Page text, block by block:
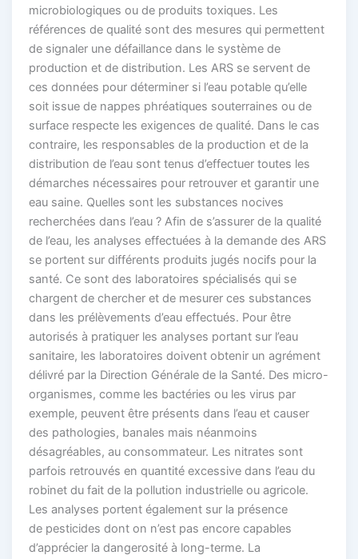
microbiologiques ou de produits toxiques. Les
références de qualité sont des mesures qui permettent
de signaler une défaillance dans le système de
production et de distribution. Les ARS se servent de
ces données pour déterminer si l’eau potable qu’elle
soit issue de nappes phréatiques souterraines ou de
surface respecte les exigences de qualité. Dans le cas
contraire, les responsables de la production et de la
distribution de l’eau sont tenus d’effectuer toutes les
démarches nécessaires pour retrouver et garantir une
eau saine. Quelles sont les substances nocives
recherchées dans l’eau ? Afin de s’assurer de la qualité
de l’eau, les analyses effectuées à la demande des ARS
se portent sur différents produits jugés nocifs pour la
santé. Ce sont des laboratoires spécialisés qui se
chargent de chercher et de mesurer ces substances
dans les prélèvements d’eau effectués. Pour être
autorisés à pratiquer les analyses portant sur l’eau
sanitaire, les laboratoires doivent obtenir un agrément
délivré par la Direction Générale de la Santé. Des micro-
organismes, comme les bactéries ou les virus par
exemple, peuvent être présents dans l’eau et causer
des pathologies, banales mais néanmoins
désagréables, au consommateur. Les nitrates sont
parfois retrouvés en quantité excessive dans l’eau du
robinet du fait de la pollution industrielle ou agricole.
Les analyses portent également sur la présence
de pesticides dont on n’est pas encore capables
d’apprécier la dangerosité à long-terme. La